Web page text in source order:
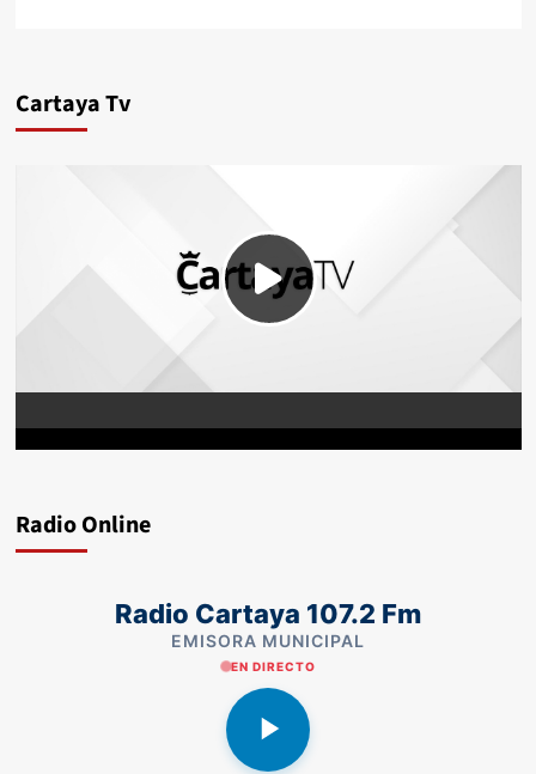
Cartaya Tv
Radio Online
Radio Cartaya 107.2 Fm
EMISORA MUNICIPAL
EN DIRECTO